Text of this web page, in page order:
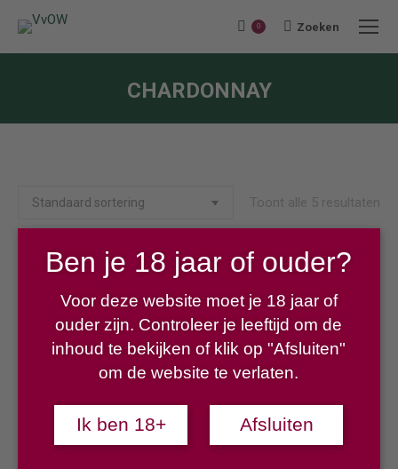
0 Search:
Zoeken
CHARDONNAY
Toont alle 5 resultaten
Gabriel Beerenauslese
Ben je 18 jaar of ouder?
Voor deze website moet je 18 jaar of
ouder zijn. Controleer je leeftijd om de
inhoud te bekijken of klik op "Afsluiten"
om de website te verlaten.
Ik ben 18+ Afsluiten